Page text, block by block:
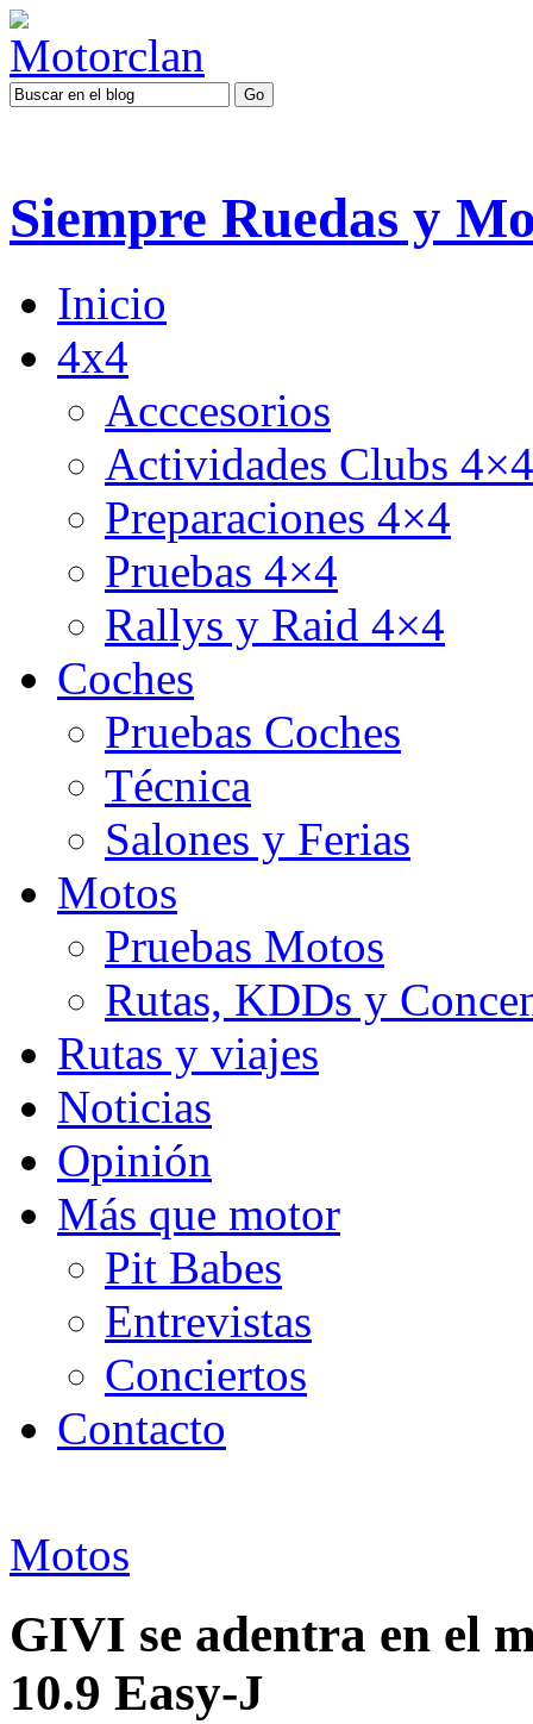
Siempre Ruedas y
Inicio
4x4
Acccesorios
Actividades Clubs 4×4
Preparaciones 4×4
Pruebas 4×4
Rallys y Raid 4×4
Coches
Pruebas Coches
Técnica
Salones y Ferias
Motos
Pruebas Motos
Rutas, KDDs y
Rutas y viajes
Noticias
Opinión
Más que motor
Pit Babes
Entrevistas
Conciertos
Contacto
Motos
GIVI se adentra en el
10.9 Easy-J